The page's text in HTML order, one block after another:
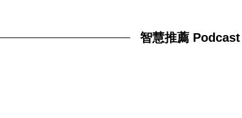
智慧推薦 Podcast